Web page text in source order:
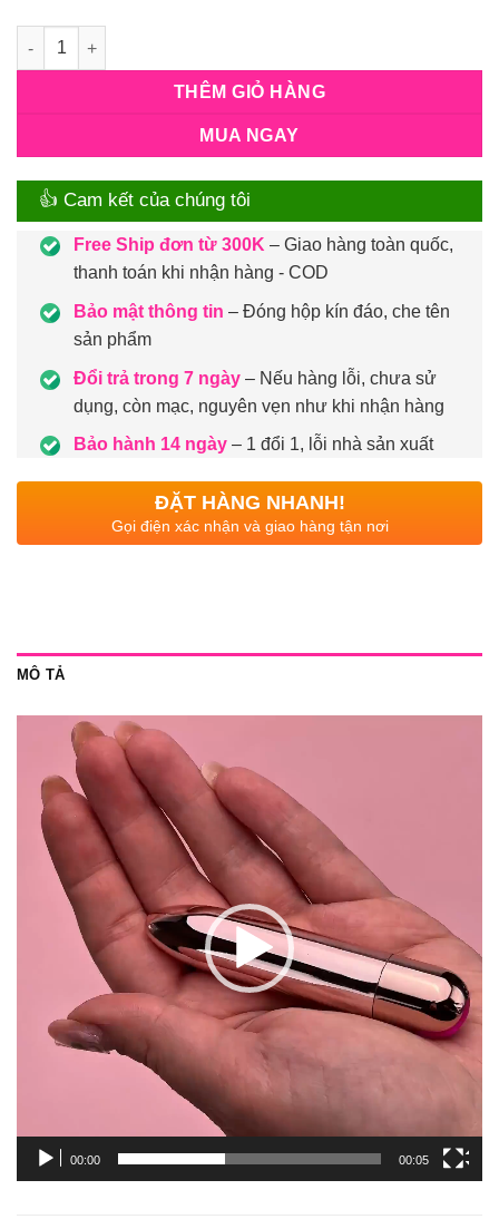
Số lượng
THÊM GIỎ HÀNG
MUA NGAY
👍 Cam kết của chúng tôi
Free Ship đơn từ 300K – Giao hàng toàn quốc,
thanh toán khi nhận hàng - COD
Bảo mật thông tin – Đóng hộp kín đáo, che tên
sản phẩm
Đổi trả trong 7 ngày– Nếu hàng lỗi, chưa sử
dụng, còn mạc, nguyên vẹn như khi nhận hàng
Bảo hành 14 ngày– 1 đổi 1, lỗi nhà sản xuất
ĐẶT HÀNG NHANH!
Gọi điện xác nhận và giao hàng tận nơi
MÔ TẢ
Video
00:00 00:05